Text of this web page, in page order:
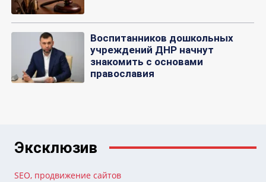
Воспитанников дошкольных
учреждений ДНР начнут
знакомить с основами
православия
Эксклюзив
SEO, продвижение сайтов